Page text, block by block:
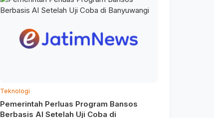
Teknologi
Pemerintah Perluas Program Bansos
Berbasis AI Setelah Uji Coba di